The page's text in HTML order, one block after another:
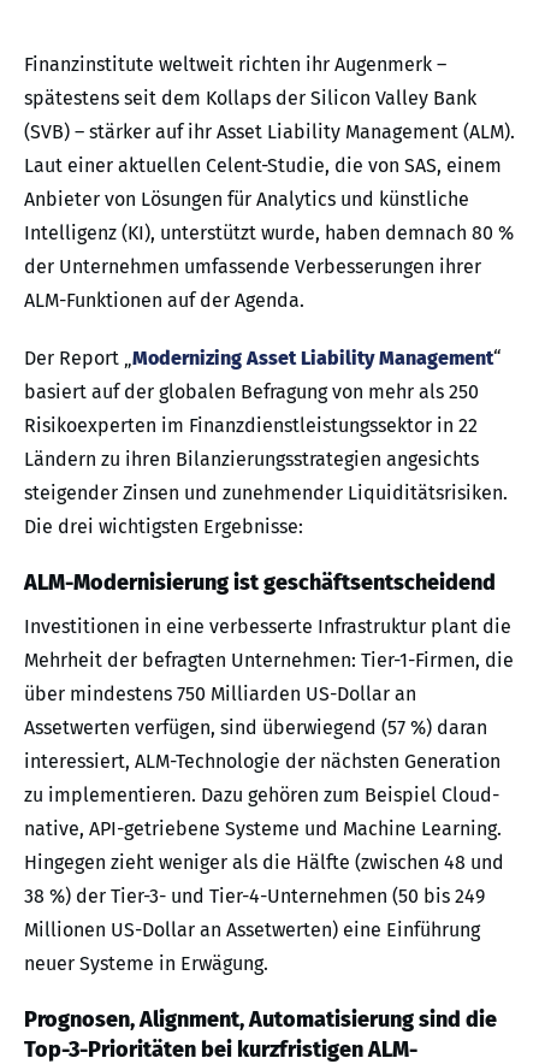
Finanzinstitute weltweit richten ihr Augenmerk –
spätestens seit dem Kollaps der Silicon Valley Bank
(SVB) – stärker auf ihr Asset Liability Management (ALM).
Laut einer aktuellen Celent-Studie, die von SAS, einem
Anbieter von Lösungen für Analytics und künstliche
Intelligenz (KI), unterstützt wurde, haben demnach 80 %
der Unternehmen umfassende Verbesserungen ihrer
ALM-Funktionen auf der Agenda.
Der Report „ Modernizing Asset Liability Management“
basiert auf der globalen Befragung von mehr als 250
Risikoexperten im Finanzdienstleistungssektor in 22
Ländern zu ihren Bilanzierungsstrategien angesichts
steigender Zinsen und zunehmender Liquiditätsrisiken.
Die drei wichtigsten Ergebnisse:
ALM-Modernisierung ist geschäftsentscheidend
Investitionen in eine verbesserte Infrastruktur plant die
Mehrheit der befragten Unternehmen: Tier-1-Firmen, die
über mindestens 750 Milliarden US-Dollar an
Assetwerten verfügen, sind überwiegend (57 %) daran
interessiert, ALM-Technologie der nächsten Generation
zu implementieren. Dazu gehören zum Beispiel Cloud-
native, API-getriebene Systeme und Machine Learning.
Hingegen zieht weniger als die Hälfte (zwischen 48 und
38 %) der Tier-3- und Tier-4-Unternehmen (50 bis 249
Millionen US-Dollar an Assetwerten) eine Einführung
neuer Systeme in Erwägung.
Prognosen, Alignment, Automatisierung sind die
Top-3-Prioritäten bei kurzfristigen ALM-